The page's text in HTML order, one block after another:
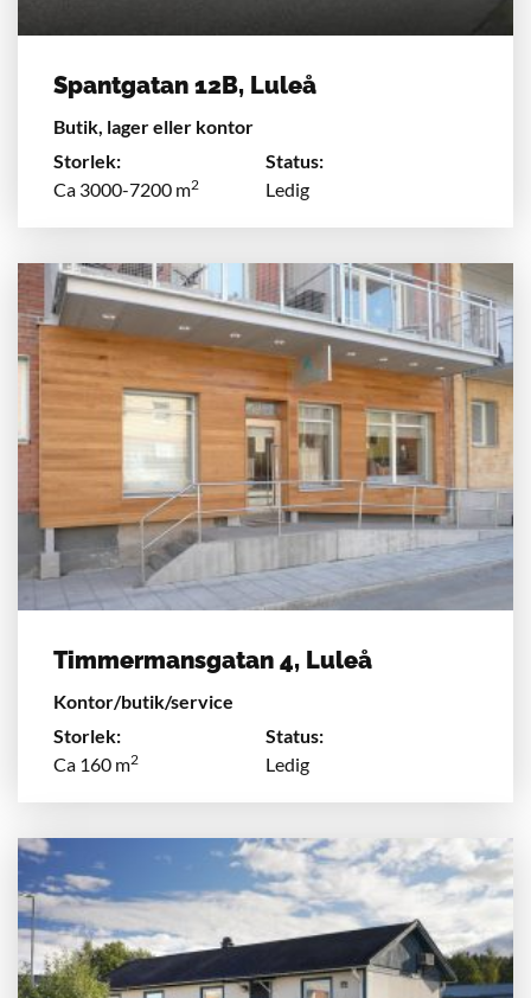
Spantgatan 12B, Luleå
Butik, lager eller kontor
Storlek:
Status:
Ca 3000-7200 m2 Ledig
Timmermansgatan 4, Luleå
Kontor/butik/service
Storlek:
Status:
Ca 160 m2 Ledig